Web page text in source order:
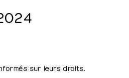
sur leurs droits.